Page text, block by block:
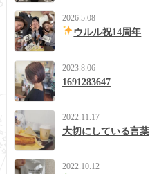
2026.5.08
ウルル祝14周年
2023.8.06
1691283647
2022.11.17
大切にしている言葉
2022.10.12